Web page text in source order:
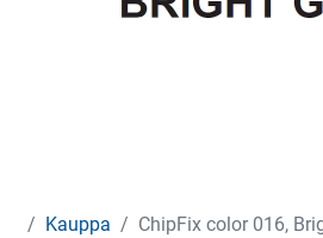
Kauppa ChipFix color 016,